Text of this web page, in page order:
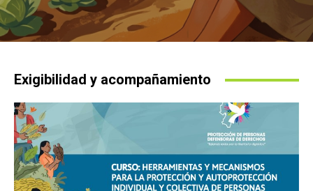
Exigibilidad y acompañamiento